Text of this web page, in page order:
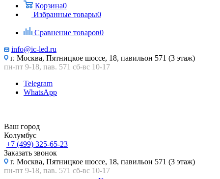
Корзина0
Избранные товары0
Сравнение товаров0
info@ic-led.ru
г. Москва, Пятницкое шоссе, 18, павильон 571 (3 этаж)
пн-пт 9-18, пав. 571 сб-вс 10-17
Telegram
WhatsApp
Ваш город
Колумбус
+7 (499) 325-65-23
Заказать звонок
г. Москва, Пятницкое шоссе, 18, павильон 571 (3 этаж)
пн-пт 9-18, пав. 571 сб-вс 10-17